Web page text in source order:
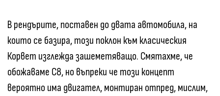
В рендърите, поставен до двата автомобила, на
които се базира, този поклон към класическия
Корвет изглежда зашеметяващо. Смятахме, че
обожаваме C8, но въпреки че този концепт
вероятно има двигател, монтиран отпред, мислим,